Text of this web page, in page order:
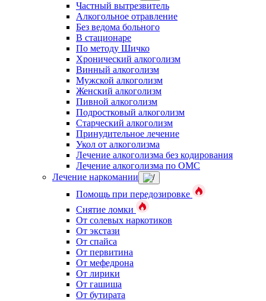
Частный вытрезвитель
Алкогольное отравление
Без ведома больного
В стационаре
По методу Шичко
Хронический алкоголизм
Винный алкоголизм
Мужской алкоголизм
Женский алкоголизм
Пивной алкоголизм
Подростковый алкоголизм
Старческий алкоголизм
Принудительное лечение
Укол от алкоголизма
Лечение алкоголизма без кодирования
Лечение алкоголизма по ОМС
Лечение наркомании
Помощь при передозировке
Снятие ломки
От солевых наркотиков
От экстази
От спайса
От первитина
От мефедрона
От лирики
От гашиша
От бутирата